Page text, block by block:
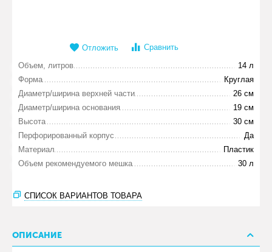
Отложить
Сравнить
Объем, литров
14 л
Форма
Круглая
Диаметр/ширина верхней части
26 см
Диаметр/ширина основания
19 см
Высота
30 см
Перфорированный корпус
Да
Материал
Пластик
Объем рекомендуемого мешка
30 л
СПИСОК ВАРИАНТОВ ТОВАРА
ОПИСАНИЕ